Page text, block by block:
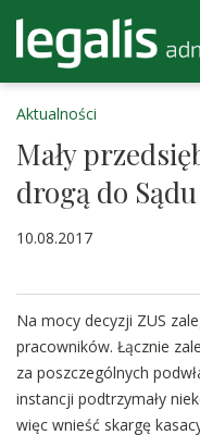
Aktualności
Mały
drogą do
10.08.2017
Na mocy decyzji ZUS
pracowników. Łącznie
za poszczególnych
instancji podtrzymały
więc wnieść skargę